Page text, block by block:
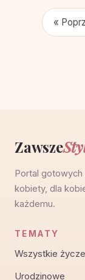
«
Zawsze
Portal
kobiety, dla
każdemu.
TEMATY
Wszystkie
Urodzinowe